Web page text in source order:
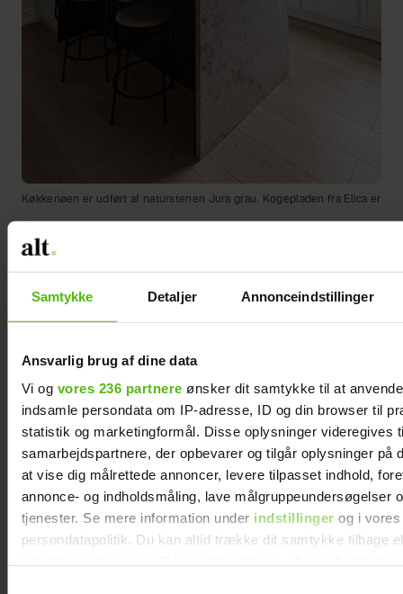
Samtykke Detaljer Annonceindstillinger
Ansvarlig brug af dine data
Vi og vores 236 partnere ønsker dit samtykke til at
indsamle persondata om IP-adresse, ID og din browser til
statistik og marketingformål. Disse oplysninger videregives
samarbejdspartnere, der opbevarer og tilgår oplysninger på
at vise dig målrettede annoncer, levere tilpasset indhold,
annonce- og indholdsmåling, lave målgruppeundersøgelser
tjenester. Se mere information under indstillinger og i vores
persondatapolitik. Du kan altid trække dit samtykke tilbage
Køkkenøen er udført af naturstenen Jura grau. Kogepladen fra Elica er